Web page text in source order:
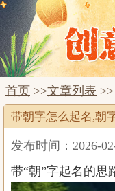
首页 >>文章列表
带朝字怎么起名,朝
发布时间：2026-
带“朝”字起名的思